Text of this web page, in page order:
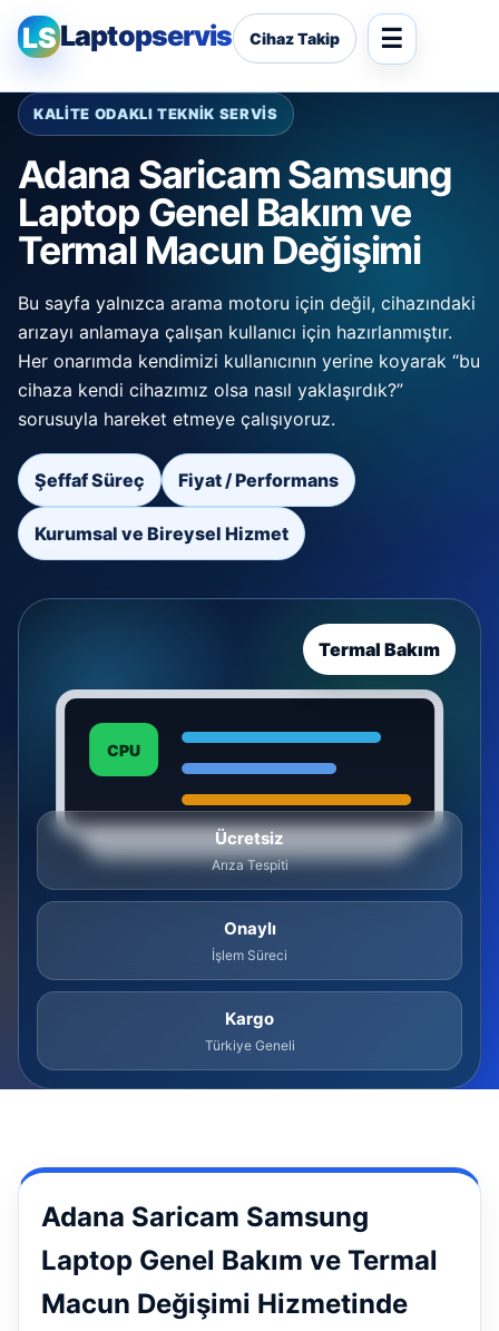
LSLaptopservis Cihaz Takip
KALİTE ODAKLI TEKNİK SERVİS
Adana Saricam Samsung
Laptop Genel Bakım ve
Termal Macun Değişimi
Bu sayfa yalnızca arama motoru için değil, cihazındaki
arızayı anlamaya çalışan kullanıcı için hazırlanmıştır.
Her onarımda kendimizi kullanıcının yerine koyarak “bu
cihaza kendi cihazımız olsa nasıl yaklaşırdık?”
sorusuyla hareket etmeye çalışıyoruz.
Şeffaf Süreç Fiyat / Performans
Kurumsal ve Bireysel Hizmet
CPU
Termal Bakım
Ücretsiz
Arıza Tespiti
Onaylı
İşlem Süreci
Kargo
Türkiye Geneli
Adana Saricam Samsung
Laptop Genel Bakım ve Termal
Macun Değişimi Hizmetinde